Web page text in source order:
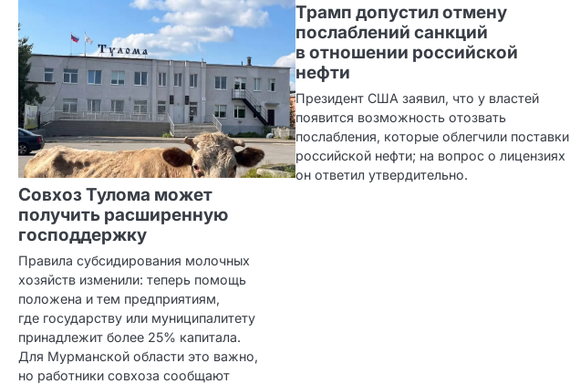
Совхоз Тулома может
получить расширенную
господдержку
Правила субсидирования молочных
хозяйств изменили: теперь помощь
положена и тем предприятиям,
где государству или муниципалитету
принадлежит более 25% капитала.
Для Мурманской области это важно,
но работники совхоза сообщают
Трамп допустил отмену
послаблений санкций
в отношении российской
нефти
Президент США заявил, что у властей
появится возможность отозвать
послабления, которые облегчили поставки
российской нефти; на вопрос о лицензиях
он ответил утвердительно.